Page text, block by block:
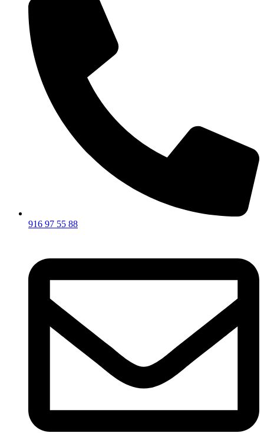
916 97 55 88